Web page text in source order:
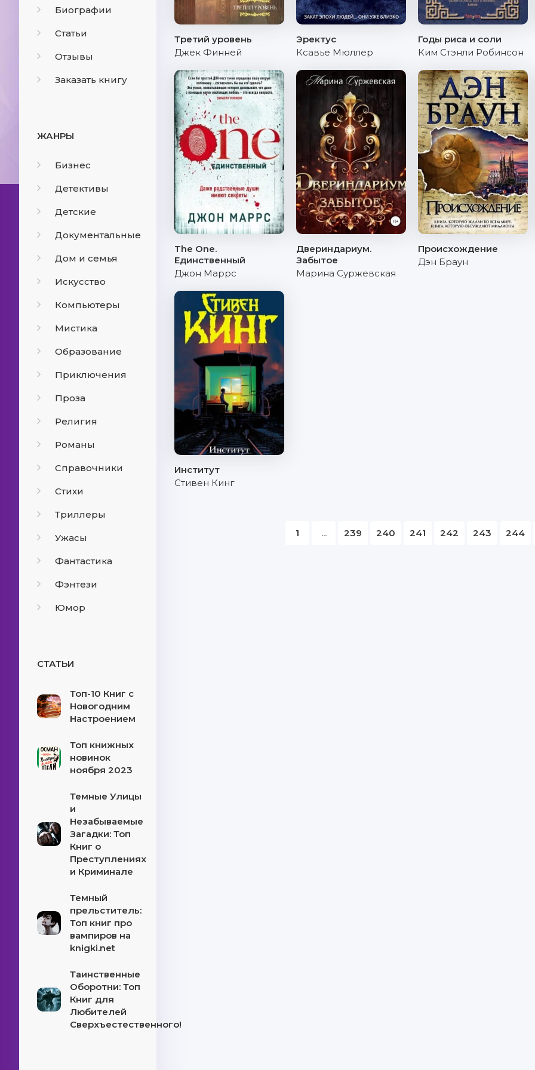
Биографии
Статьи
Отзывы
Заказать книгу
ЖАНРЫ
Бизнес
Детективы
Детские
Документальные
Дом и семья
Искусство
Компьютеры
Мистика
Образование
Приключения
Проза
Религия
Романы
Справочники
Стихи
Триллеры
Ужасы
Фантастика
Фэнтези
Юмор
СТАТЬИ
Топ-10 Книг с
Новогодним
Настроением
Топ книжных
новинок
ноября 2023
Темные Улицы
и
Незабываемые
Загадки: Топ
Книг о
Преступлениях
и Криминале
Темный
прельститель:
Топ книг про
вампиров на
knigki.net
Таинственные
Оборотни: Топ
Книг для
Любителей
Сверхъестественного!
Третий уровень
Джек Финней
Эректус
Ксавье Мюллер
Годы риса и соли
Ким Стэнли Робинсон
The One.
Единственный
Джон Маррс
Двериндариум.
Забытое
Марина Суржевская
Происхождение
Дэн Браун
Институт
Стивен Кинг
1 ... 239 240 241 242 243 244